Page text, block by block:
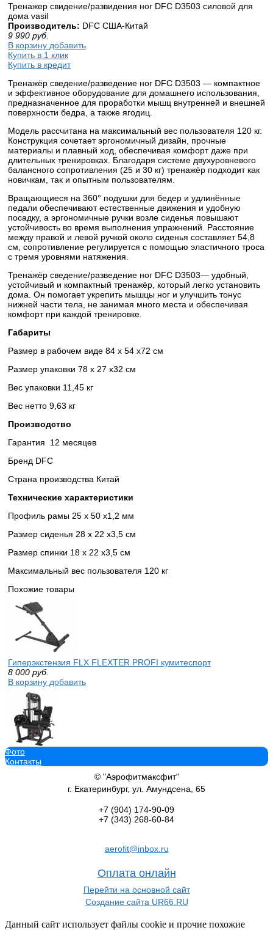
Тренажер свидение/развидения ног DFC D3503 силовой для
дома vasil
Производитель: DFC США-Китай
9 990 руб.
В корзину добавить
Купить в 1 клик
Купить в кредит
Тренажёр сведение/разведение ног DFC D3503 — компактное
и эффективное оборудование для домашнего использования,
предназначенное для проработки мышц внутренней и внешней
поверхности бедра, а также ягодиц.
Модель рассчитана на максимальный вес пользователя 120 кг.
Конструкция сочетает эргономичный дизайн, прочные
материалы и плавный ход, обеспечивая комфорт даже при
длительных тренировках. Благодаря системе двухуровневого
балансного сопротивления (25 и 30 кг) тренажёр подходит как
новичкам, так и опытным пользователям.
Вращающиеся на 360° подушки для бедер и удлинённые
педали обеспечивают естественные движения и удобную
посадку, а эргономичные ручки возле сиденья повышают
устойчивость во время выполнения упражнений. Расстояние
между правой и левой ручкой около сиденья составляет 54,8
см, сопротивление регулируется с помощью эластичного троса
с тремя уровнями натяжения.
Тренажёр сведение/разведение ног DFC D3503— удобный,
устойчивый и компактный тренажёр, который легко установить
дома. Он помогает укрепить мышцы ног и улучшить тонус
нижней части тела, не занимая много места и обеспечивая
комфорт при каждой тренировке.
Габариты
Размер в рабочем виде 84 х 54 х72 см
Размер упаковки 78 х 27 х32 см
Вес упаковки 11,45 кг
Вес нетто 9,63 кг
Производство
Гарантия 12 месяцев
Бренд DFC
Страна производства Китай
Технические характеристики
Профиль рамы 25 х 50 х1,2 мм
Размер сиденья 28 х 22 х3,5 см
Размер спинки 18 х 22 х3,5 см
Максимальный вес пользователя 120 кг
Похожие товары
Гиперэкстензия FLX FLEXTER PROFI кумитеспорт
8 000 руб.
В корзину добавить
Профессиональный силовой тренажер Сгибание ног сидя
128 350 руб.
Силовая скамья домашняя OXYGEN FITNESS HOLTON uzsi
Фото
Контакты
© "Аэрофитмаксфит"
г. Екатеринбург, ул. Амундсена, 65
+7 (904) 174-90-09
+7 (343) 268-60-84
aerofit@inbox.ru
Оплата онлайн
Перейти на основной сайт
Создание сайта UR66.RU
Данный сайт использует файлы cookie и прочие похожие